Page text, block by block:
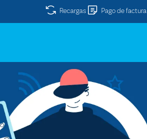
Recargas Pago de factura